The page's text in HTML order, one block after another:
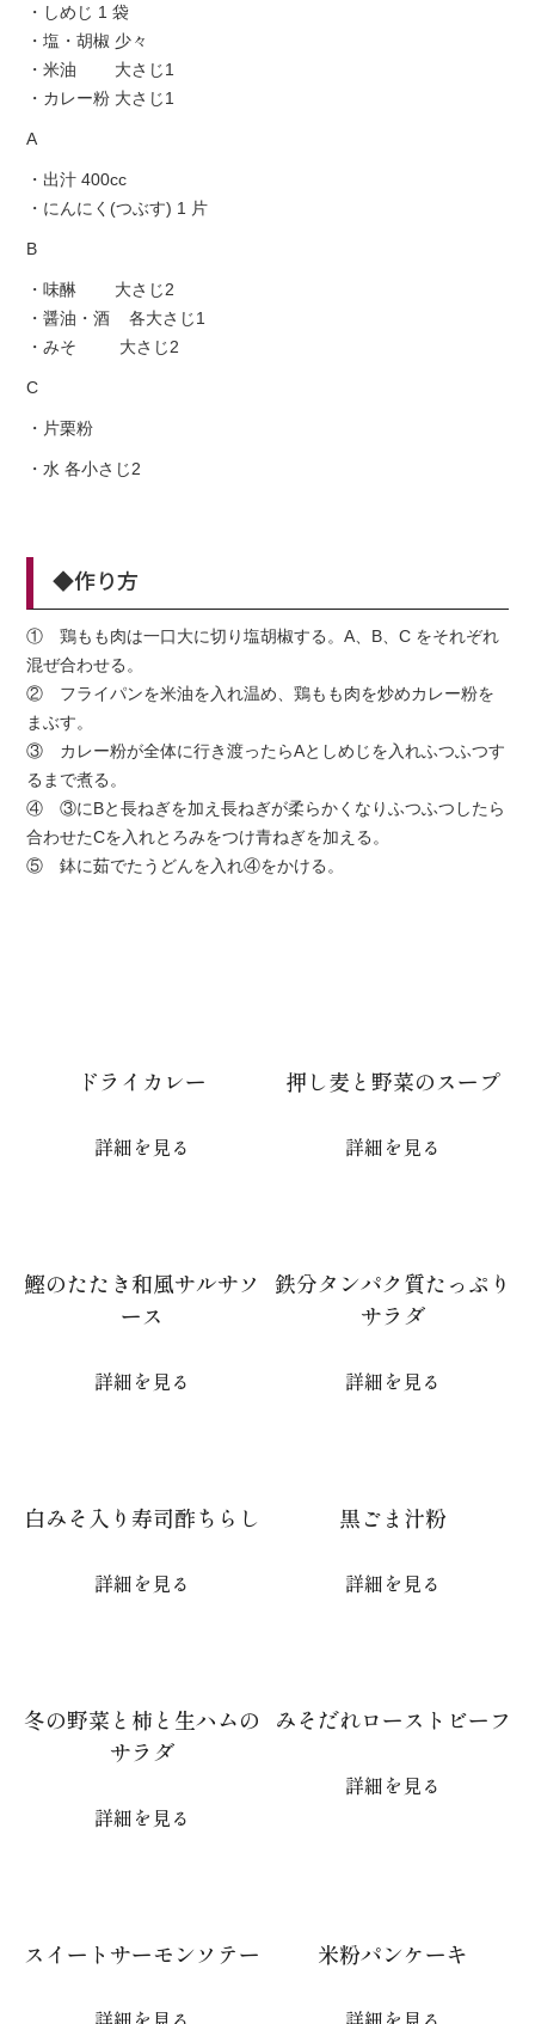
・しめじ 1 袋
・塩・胡椒 少々
・米油 大さじ1
・カレー粉 大さじ1
A
・出汁 400cc
・にんにく(つぶす) 1 片
B
・味醂 大さじ2
・醤油・酒 各大さじ1
・みそ 大さじ2
C
・片栗粉
・水 各小さじ2
◆作り方
① 鶏もも肉は一口大に切り塩胡椒する。A、B、C をそれぞれ
混ぜ合わせる。
② フライパンを米油を入れ温め、鶏もも肉を炒めカレー粉を
まぶす。
③ カレー粉が全体に行き渡ったらAとしめじを入れふつふつす
るまで煮る。
④ ③にBと長ねぎを加え長ねぎが柔らかくなりふつふつしたら
合わせたCを入れとろみをつけ青ねぎを加える。
⑤ 鉢に茹でたうどんを入れ④をかける。
ドライカレー
詳細を見る
押し麦と野菜のスープ
詳細を見る
鰹のたたき和風サルサソ
ース
詳細を見る
鉄分タンパク質たっぷり
サラダ
詳細を見る
白みそ入り寿司酢ちらし
詳細を見る
黒ごま汁粉
詳細を見る
冬の野菜と柿と生ハムの
サラダ
詳細を見る
みそだれローストビーフ
詳細を見る
スイートサーモンソテー 米粉パンケーキ